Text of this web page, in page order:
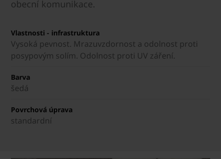
obecní komunikace.
Vlastnosti - infrastruktura
Vysoká pevnost. Mrazuvzdornost a odolnost proti
posypovým solím. Odolnost proti UV záření.
Barva
šedá
Povrchová úprava
standardní